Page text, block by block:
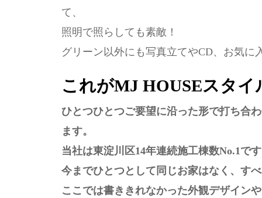
て、
照明で照らしても素敵！
グリーン以外にも写真立てやCD、お気
これがMJ HOUSEスタイ
ひとつひとつご要望に沿った形で打ち合
ます。
当社は東淀川区14年連続施工棟数No.1で
今までひとつとして同じお家はなく、す
ここでは書ききれなかった外観デザイン